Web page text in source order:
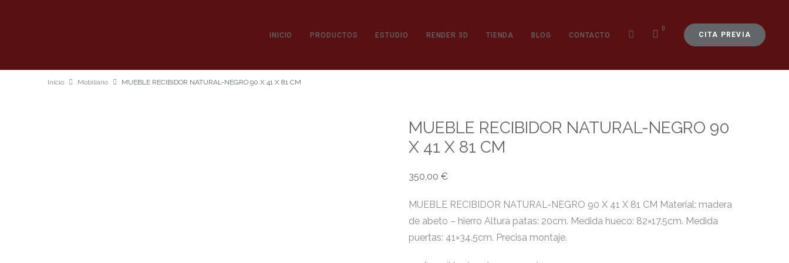
CITA PREVIA
INICIO PRODUCTOS ESTUDIO RENDER 3D TIENDA BLOG CONTACTO
0
Inicio Mobiliario MUEBLE RECIBIDOR NATURAL-NEGRO 90 X 41 X 81 CM
MUEBLE RECIBIDOR NATURAL-NEGRO 90
X 41 X 81 CM
350,00 €
MUEBLE RECIBIDOR NATURAL-NEGRO 90 X 41 X 81 CM Material: madera
de abeto – hierro Altura patas: 20cm. Medida hueco: 82×17.5cm. Medida
puertas: 41×34.5cm. Precisa montaje.